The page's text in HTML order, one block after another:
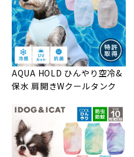
AQUA HOLD ひんやり空冷&
保水 肩開きWクールタンク